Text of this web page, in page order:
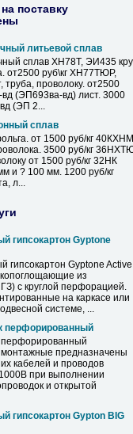
поставку
литьевой сплав
сплав ХН78Т, ЭИ435
от2500 руб\кг ХН77ТЮР,
труба, проволоку. от2500
(ЭП693ва-вд) лист. 3000
(ЭП 2...
сплав
от 1500 руб/кг 40КХНМ
3500 руб/кг
от 1500 руб/кг 32НК
и ? 100 мм. 1200 руб/кг
л...
гипсокартон Gyptone
гипсокартон Gyptone Active
из
с круглой перфорацией.
на каркасе или
системе, ...
перфорированный
перфорированный
монтажные предназначены
кабелей и проводов
при выполнении
и открытой
гипсокартон Gypton BIG